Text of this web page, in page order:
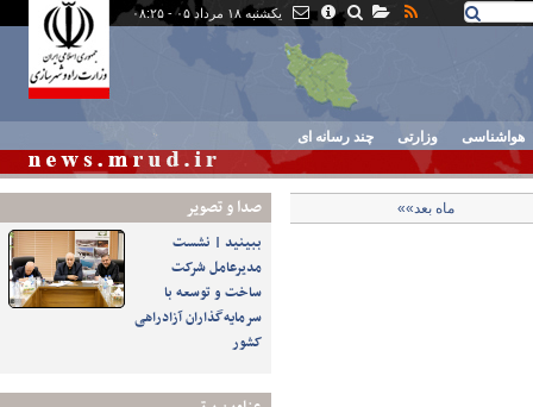
یکشنبه ۱۸ مرداد ۰۵ - ۰۸:۲۵
هواشناسی وزارتی چند رسانه ای
صدا و تصوير
ببینید | نشست
مدیرعامل شرکت
ساخت و توسعه با
سرمایه‌گذاران آزادراهی
کشور
ماه بعد»»